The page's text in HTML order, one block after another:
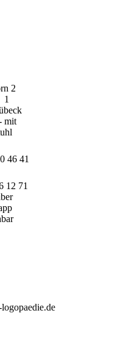
2
1
mit
46 41
12 71